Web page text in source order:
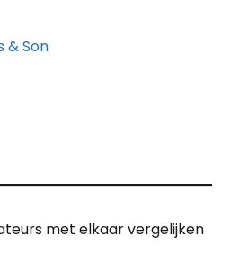
& Son
met elkaar vergelijken